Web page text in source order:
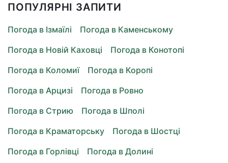
ПОПУЛЯРНІ ЗАПИТИ
Погода в Ізмаїлі
Погода в Каменському
Погода в Новій Каховці
Погода в Конотопі
Погода в Коломиї
Погода в Коропі
Погода в Арцизі
Погода в Ровно
Погода в Стрию
Погода в Шполі
Погода в Краматорську
Погода в Шостці
Погода в Горлівці
Погода в Долині